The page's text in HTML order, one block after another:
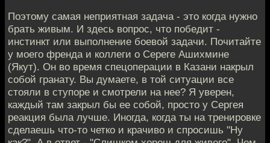
Поэтому самая неприятная задача - это когда нужно
брать живым. И здесь вопрос, что победит -
инстинкт или выполнение боевой задачи. Почитайте
у моего френда и коллеги о Сереге Ашихмине
(Якут). Он во время спецоперации в Казани накрыл
собой гранату. Вы думаете, в той ситуации все
стояли в ступоре и смотрели на нее? Я уверен,
каждый там закрыл бы ее собой, просто у Сергея
реакция была лучше. Иногда, когда ты на тренировке
сделаешь что-то четко и крачиво и спросишь "Ну